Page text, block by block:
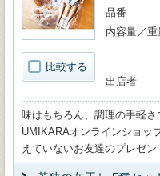
比較する
品番
内容量／重
出店者
味はもちろん、調理の手軽
UMIKARAオンラインショッ
えていないお友達のプレゼン